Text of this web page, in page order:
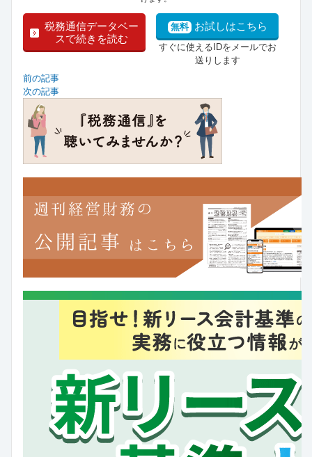
税務通信データベー
スで続きを読む
無料 お試しはこちら
すぐに使えるIDをメールでお
送りします
前の記事
次の記事